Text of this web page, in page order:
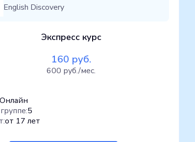
English Discovery
Экспресс курс
160 руб.
600 руб./мес.
Онлайн
5
от 17 лет